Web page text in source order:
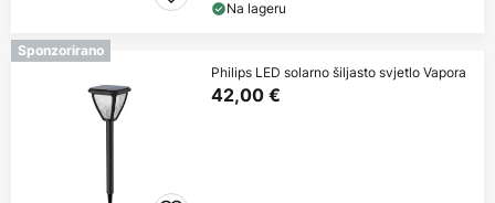
Na lageru
Sponzorirano
Philips LED solarno šiljasto svjetlo Vapora
42,00 €